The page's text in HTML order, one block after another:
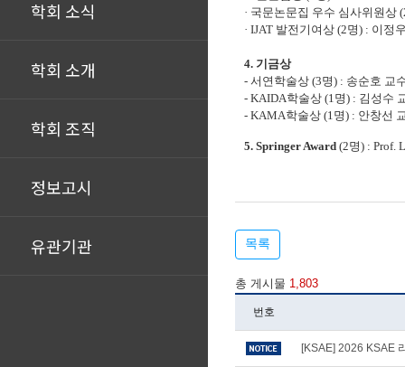
학회 소식
학회 소개
학회 조직
정보고시
유관기관
· 국문논문집 우수 심사위원상
· IJAT 발전기여상 (2명) : 이정
4. 기금상
- 서연학술상 (3명) : 송순호 교
- KAIDA학술상 (1명) : 김성수
- KAMA학술상 (1명) : 안창선
5. Springer Award (2명) : Prof.
목록
총 게시물 1,803
번호
[KSAE] 2026 KSAE